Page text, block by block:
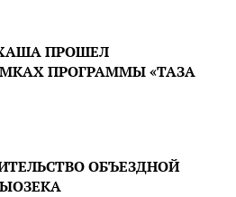
ПРОШЕЛ
ПРОГРАММЫ «ТАЗА
ОБЪЕЗДНОЙ